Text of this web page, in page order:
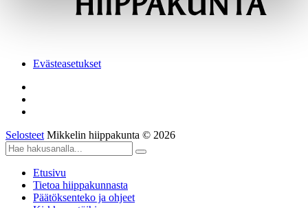
Evästeasetukset
Selosteet Mikkelin hiippakunta © 2026
Etusivu
Tietoa hiippakunnasta
Päätöksenteko ja ohjeet